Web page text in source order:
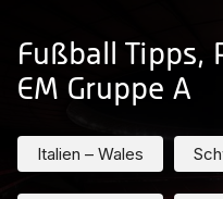
Fußball Tipps,
EM Gruppe A
Italien – Wales